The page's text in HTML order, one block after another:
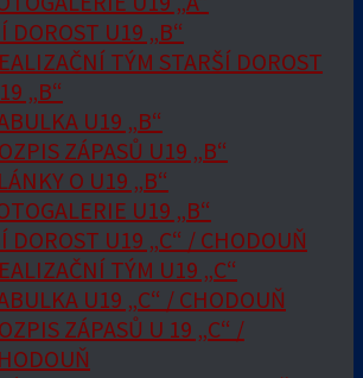
DOROST U19 „B“
TÝM STARŠÍ DOROST
„B“
U19 „B“
ZÁPASŮ U19 „B“
O U19 „B“
U19 „B“
DOROST U19 „C“ / CHODOUŇ
TÝM U19 „C“
U19 „C“ / CHODOUŇ
ZÁPASŮ U 19 „C“ /